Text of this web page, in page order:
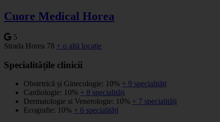
Cuore Medical Horea
5
Strada Horea 78 + o altă locație
Specialitățile clinicii
Obstetrică și Ginecologie: 10% + 9 specialități
Cardiologie: 10% + 8 specialități
Dermatologie si Venerologie: 10% + 7 specialități
Ecografie: 10% + 6 specialități